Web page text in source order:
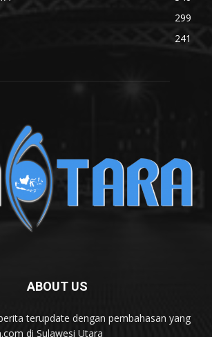
299
241
ABOUT US
terupdate dengan pembahasan yang
di Sulawesi Utara